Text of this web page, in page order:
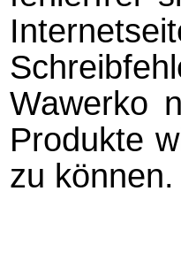
Wawerko
Produkte
zu kön­nen.